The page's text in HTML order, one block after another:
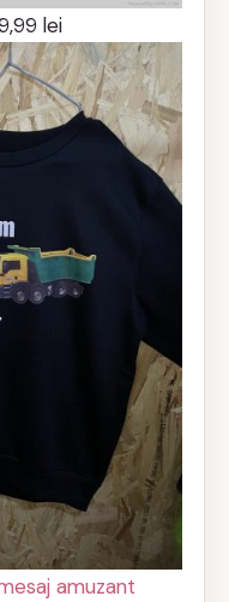
lei
amuzant